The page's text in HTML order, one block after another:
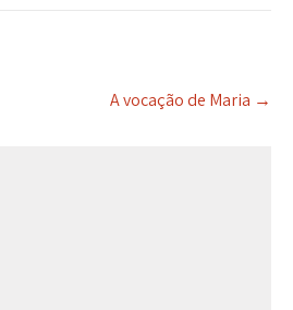
A vocação de Maria →